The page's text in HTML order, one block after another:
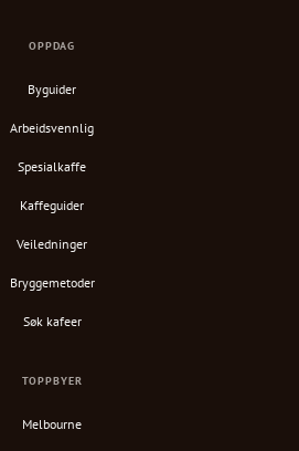
OPPDAG
Byguider
Arbeidsvennlig
Spesialkaffe
Kaffeguider
Veiledninger
Bryggemetoder
Søk kafeer
TOPPBYER
Melbourne